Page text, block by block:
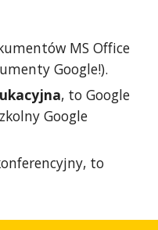
MS Office
Google!).
, to Google
Google
to